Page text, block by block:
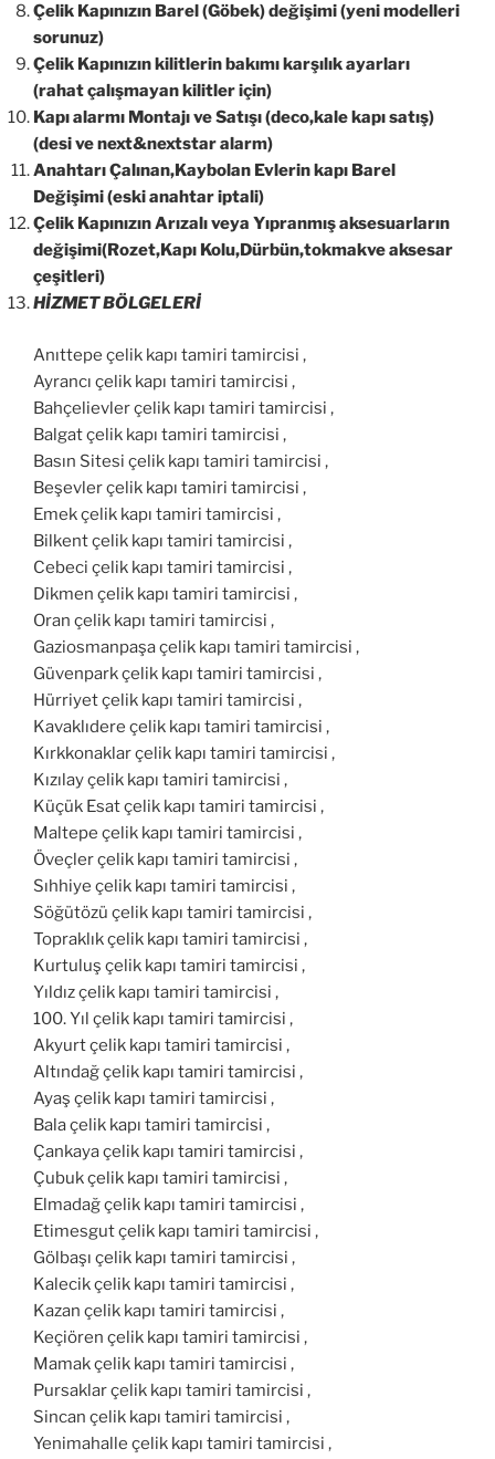
Çelik Kapınızın Barel (Göbek) değişimi (yeni modelleri
sorunuz)
Çelik Kapınızın kilitlerin bakımı karşılık ayarları
(rahat çalışmayan kilitler için)
Kapı alarmı Montajı ve Satışı (deco,kale kapı satış)
(desi ve next&nextstar alarm)
Anahtarı Çalınan,Kaybolan Evlerin kapı Barel
Değişimi (eski anahtar iptali)
Çelik Kapınızın Arızalı veya Yıpranmış aksesuarların
değişimi(Rozet,Kapı Kolu,Dürbün,tokmakve aksesar
çeşitleri)
HİZMET BÖLGELERİ
Anıttepe çelik kapı tamiri tamircisi ,
Ayrancı çelik kapı tamiri tamircisi ,
Bahçelievler çelik kapı tamiri tamircisi ,
Balgat çelik kapı tamiri tamircisi ,
Basın Sitesi çelik kapı tamiri tamircisi ,
Beşevler çelik kapı tamiri tamircisi ,
Emek çelik kapı tamiri tamircisi ,
Bilkent çelik kapı tamiri tamircisi ,
Cebeci çelik kapı tamiri tamircisi ,
Dikmen çelik kapı tamiri tamircisi ,
Oran çelik kapı tamiri tamircisi ,
Gaziosmanpaşa çelik kapı tamiri tamircisi ,
Güvenpark çelik kapı tamiri tamircisi ,
Hürriyet çelik kapı tamiri tamircisi ,
Kavaklıdere çelik kapı tamiri tamircisi ,
Kırkkonaklar çelik kapı tamiri tamircisi ,
Kızılay çelik kapı tamiri tamircisi ,
Küçük Esat çelik kapı tamiri tamircisi ,
Maltepe çelik kapı tamiri tamircisi ,
Öveçler çelik kapı tamiri tamircisi ,
Sıhhiye çelik kapı tamiri tamircisi ,
Söğütözü çelik kapı tamiri tamircisi ,
Topraklık çelik kapı tamiri tamircisi ,
Kurtuluş çelik kapı tamiri tamircisi ,
Yıldız çelik kapı tamiri tamircisi ,
100. Yıl çelik kapı tamiri tamircisi ,
Akyurt çelik kapı tamiri tamircisi ,
Altındağ çelik kapı tamiri tamircisi ,
Ayaş çelik kapı tamiri tamircisi ,
Bala çelik kapı tamiri tamircisi ,
Çankaya çelik kapı tamiri tamircisi ,
Çubuk çelik kapı tamiri tamircisi ,
Elmadağ çelik kapı tamiri tamircisi ,
Etimesgut çelik kapı tamiri tamircisi ,
Gölbaşı çelik kapı tamiri tamircisi ,
Kalecik çelik kapı tamiri tamircisi ,
Kazan çelik kapı tamiri tamircisi ,
Keçiören çelik kapı tamiri tamircisi ,
Mamak çelik kapı tamiri tamircisi ,
Pursaklar çelik kapı tamiri tamircisi ,
Sincan çelik kapı tamiri tamircisi ,
Yenimahalle çelik kapı tamiri tamircisi ,